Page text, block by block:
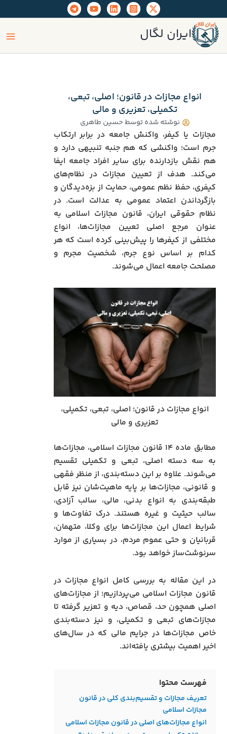
به
محتوا
ایران لگال
انواع مجازات‌ در قانون؛ اصلی، تبعی،
تکمیلی، تعزیری و مالی
نوشته شده توسطحسین طاهری
مجازات یا کیفر، واکنش جامعه در برابر ارتکاب
جرم است؛ واکنشی که هم جنبه تنبیهی دارد و
هم نقش بازدارنده برای سایر افراد جامعه ایفا
می‌کند. هدف از تعیین مجازات در نظام‌های
کیفری، حفظ نظم عمومی، حمایت از بزه‌دیدگان و
بازگرداندن اعتماد عمومی به عدالت است. در
نظام حقوقی ایران، قانون مجازات اسلامی به
عنوان مرجع اصلی تعیین مجازات‌ها، انواع
مختلفی از کیفرها را پیش‌بینی کرده است که هر
کدام بر اساس نوع جرم، شخصیت مجرم و
مصلحت جامعه اعمال می‌شوند.
انواع مجازات‌ در قانون؛ اصلی، تبعی، تکمیلی،
تعزیری و مالی
مطابق ماده ۱۴ قانون مجازات اسلامی، مجازات‌ها
به سه دسته اصلی، تبعی و تکمیلی تقسیم
می‌شوند. علاوه بر این دسته‌بندی، از منظر فقهی
و قانونی، مجازات‌ها بر پایه ماهیت‌شان نیز قابل
طبقه‌بندی به انواع بدنی، مالی، سالب آزادی،
سالب حیثیت و غیره هستند. درک تفاوت‌ها و
شرایط اعمال این مجازات‌ها برای وکلا، متهمان،
قربانیان و حتی عموم مردم، در بسیاری از موارد
سرنوشت‌ساز خواهد بود.
در این مقاله به بررسی کامل انواع مجازات در
قانون مجازات اسلامی می‌پردازیم؛ از مجازات‌های
اصلی همچون حد، قصاص، دیه و تعزیر گرفته تا
مجازات‌های تبعی و تکمیلی، و نیز دسته‌بندی
خاص مجازات‌ها در جرایم مالی که در سال‌های
اخیر اهمیت بیشتری یافته‌اند.
فهرست محتوا
تعریف مجازات و تقسیم‌بندی کلی در قانون
مجازات اسلامی
انواع مجازات‌های اصلی در قانون مجازات اسلامی